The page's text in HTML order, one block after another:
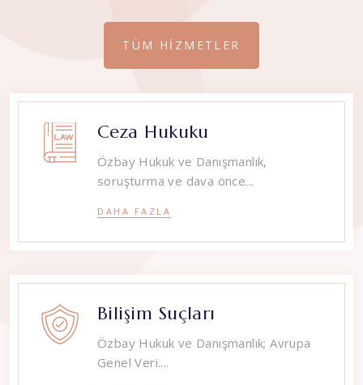
TÜM HİZMETLER
Ceza Hukuku
Özbay Hukuk ve Danışmanlık,
soruşturma ve dava önce...
DAHA FAZLA
Bilişim Suçları
Özbay Hukuk ve Danışmanlık; Avrupa
Genel Veri....